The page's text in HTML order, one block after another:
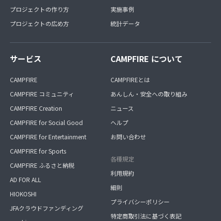
プロジェクトの作り方
プロジェクトの広め方
実施事例
統計データ
サービス
CAMPFIRE
CAMPFIRE コミュニティ
CAMPFIRE Creation
CAMPFIRE for Social Good
CAMPFIRE for Entertainment
CAMPFIRE for Sports
CAMPFIRE ふるさと納税
AD FOR ALL
HIOKOSHI
JFAクラウドファンディング
CAMPFIRE について
CAMPFIREとは
あんしん・安全への取り組み
ニュース
ヘルプ
お問い合わせ
各種規定
利用規約
細則
プライバシーポリシー
特定商取引法に基づく表記